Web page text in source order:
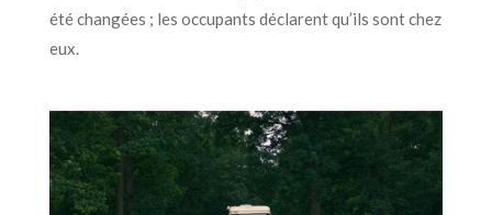
été changées ; les occupants déclarent qu’ils sont chez
eux.